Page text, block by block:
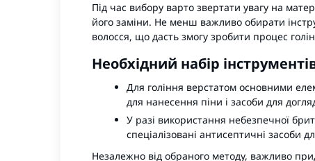
Під час вибору варто звертати увагу на
його заміни. Не менш важливо обирати
волосся, що дасть змогу зробити процес
Необхідний набір
Для гоління верстатом основними
для нанесення піни і засоби для
У разі використання небезпечної
спеціалізовані антисептичні засоби
Незалежно від обраного методу, важливо